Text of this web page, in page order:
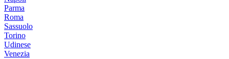
Parma
Roma
Sassuolo
Torino
Udinese
Venezia